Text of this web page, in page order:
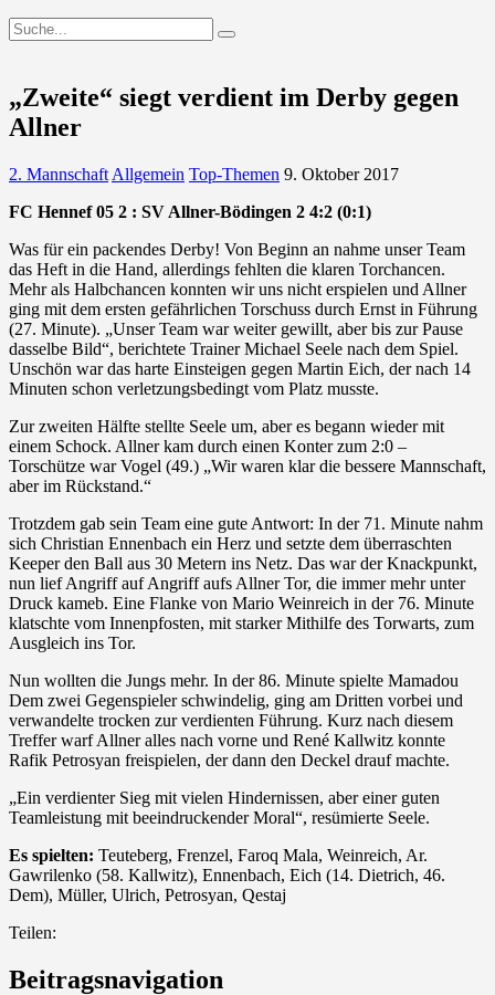
„Zweite“ siegt verdient im Derby gegen
Allner
2. Mannschaft Allgemein Top-Themen 9. Oktober 2017
FC Hennef 05 2 : SV Allner-Bödingen 2 4:2 (0:1)
Was für ein packendes Derby! Von Beginn an nahme unser Team
das Heft in die Hand, allerdings fehlten die klaren Torchancen.
Mehr als Halbchancen konnten wir uns nicht erspielen und Allner
ging mit dem ersten gefährlichen Torschuss durch Ernst in Führung
(27. Minute). „Unser Team war weiter gewillt, aber bis zur Pause
dasselbe Bild“, berichtete Trainer Michael Seele nach dem Spiel.
Unschön war das harte Einsteigen gegen Martin Eich, der nach 14
Minuten schon verletzungsbedingt vom Platz musste.
Zur zweiten Hälfte stellte Seele um, aber es begann wieder mit
einem Schock. Allner kam durch einen Konter zum 2:0 –
Torschütze war Vogel (49.) „Wir waren klar die bessere Mannschaft,
aber im Rückstand.“
Trotzdem gab sein Team eine gute Antwort: In der 71. Minute nahm
sich Christian Ennenbach ein Herz und setzte dem überraschten
Keeper den Ball aus 30 Metern ins Netz. Das war der Knackpunkt,
nun lief Angriff auf Angriff aufs Allner Tor, die immer mehr unter
Druck kameb. Eine Flanke von Mario Weinreich in der 76. Minute
klatschte vom Innenpfosten, mit starker Mithilfe des Torwarts, zum
Ausgleich ins Tor.
Nun wollten die Jungs mehr. In der 86. Minute spielte Mamadou
Dem zwei Gegenspieler schwindelig, ging am Dritten vorbei und
verwandelte trocken zur verdienten Führung. Kurz nach diesem
Treffer warf Allner alles nach vorne und René Kallwitz konnte
Rafik Petrosyan freispielen, der dann den Deckel drauf machte.
„Ein verdienter Sieg mit vielen Hindernissen, aber einer guten
Teamleistung mit beeindruckender Moral“, resümierte Seele.
Es spielten: Teuteberg, Frenzel, Faroq Mala, Weinreich, Ar.
Gawrilenko (58. Kallwitz), Ennenbach, Eich (14. Dietrich, 46.
Dem), Müller, Ulrich, Petrosyan, Qestaj
Teilen:
Beitragsnavigation